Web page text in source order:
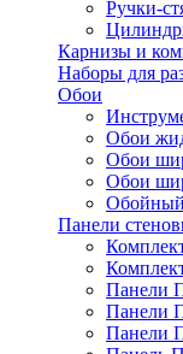
Ручки-
Карнизы и
Наборы для
Обои
Обои
Обои
Обои
Панели
Панели
Панели
Панели